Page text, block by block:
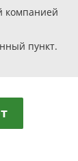
компанией
пункт.